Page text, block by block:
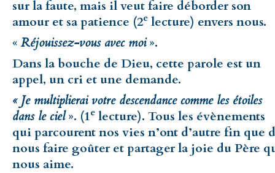
sur la faute, mais il veut faire déborder son
amour et sa patience (2e lecture) envers nous.
« Réjouissez-vous avec moi».
Dans la bouche de Dieu, cette parole est un
appel, un cri et une demande.
« Je multiplierai votre descendance comme les étoiles
dans le ciel». (1e lecture). Tous les évènements
qui parcourent nos vies n’ont d’autre fin que
nous faire goûter et partager la joie du Père
nous aime.